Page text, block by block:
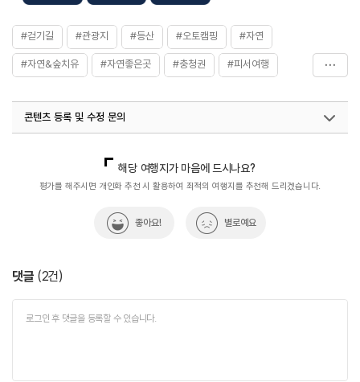
#걷기길 #관광지 #등산 #오토캠핑 #자연
#자연&숲치유 #자연좋은곳 #충청권 #피서여행
콘텐츠 등록 및 수정 문의
열린관광콘텐츠팀(열린관광-모두의여행)
033-738-3425
해당 여행지가 마음에 드시나요?
평가를 해주시면 개인화 추천 시 활용하여 최적의 여행지를 추천해 드리겠습니다.
좋아요! 별로예요
댓글 (2건)